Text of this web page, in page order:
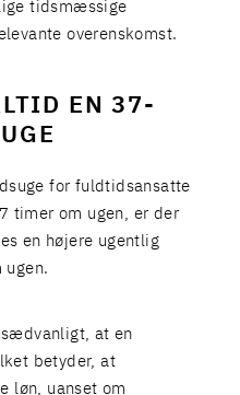
tidsmæssige
overenskomst.
EN 37-
for fuldtidsansatte
timer om ugen, er der
en højere ugentlig
at en
betyder, at
løn, uanset om